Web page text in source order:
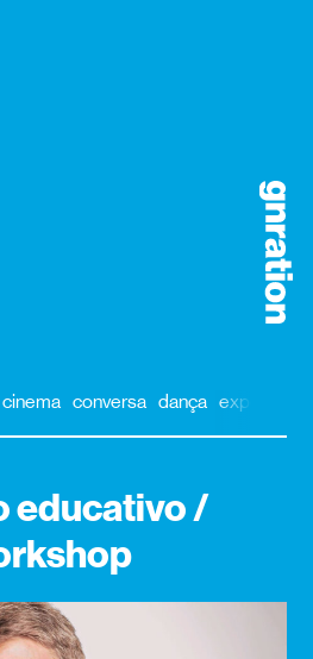
cinema conversa dança exposição
educativo /